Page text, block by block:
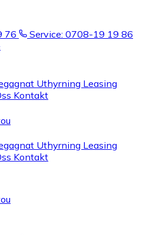
76
Service: 0708-19 19 86
Uthyrning Leasing
Kontakt
Uthyrning Leasing
Kontakt